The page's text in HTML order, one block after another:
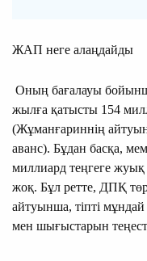
ЖАП неге алаңдайды
Оның бағалауы
жылға қатысты 154
(Жұманғариннің
аванс). Бұдан басқа,
миллиард теңгеге
жоқ. Бұл ретте, ДПҚ
айтуынша, тіпті мұндай
мен шығыстарын